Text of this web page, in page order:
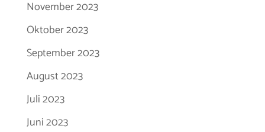
November 2023
Oktober 2023
September 2023
August 2023
Juli 2023
Juni 2023